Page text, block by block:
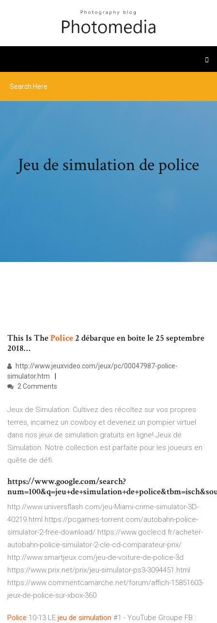
Jeu de simulation de police
This Is ThePolice 2 débarque en boîte le 25 septembre
2018…
http://www.jeuxvideo.com/jeux/pc/00047987-police-
simulator.htm
2 Comments
Jeux de Simulation: Cultivez des récoltez sur vos propres
terres, incarnez un cowboy et devenez un pompier virtuel
dans nos jeux de simulation gratuits en ligne! Jeux de
Simulation. Notre collection est parfaite pour les joueurs en
quête de défi.
https://www.google.com/search?
http://www.universflash.com/jeu-Miami-crime-simulator-3D-
40219.html https://pcgames-torrent.com/autobahn-police-
simulator-2-free-download/ https://www.goclecd.fr/acheter-
autobahn-police-simulator-2-cle-cd-comparateur-prix/
http://www.smartjeux.com/jeu-de-voiture-de-police-3d
https://www.prix.net/prix/jeu-simulator-ps3-3094451.html
https://www.commentcamarche.net/forum/affich-15851603-
jeux-de-police-sur-xbox-360
Police 10-13 LE jeu de simulation #1 - YouTube Groupe FB :